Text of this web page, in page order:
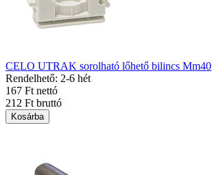
CELO UTRAK sorolható lőhető bilincs Mm40
Rendelhető: 2-6 hét
167 Ft nettó
212 Ft bruttó
Kosárba